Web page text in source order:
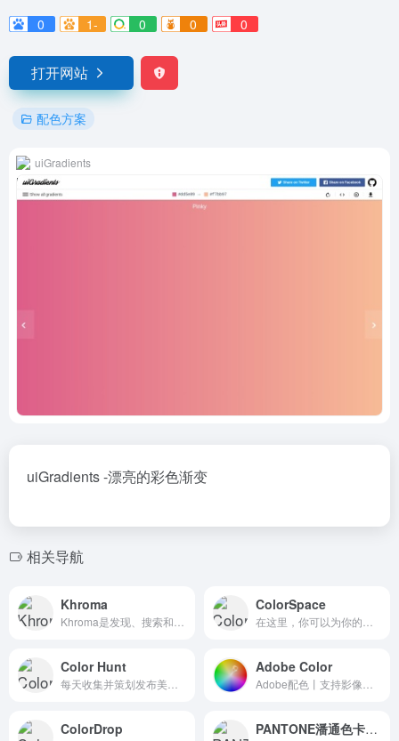
0
1- 0 0 0
打开网站
配色方案
uiGradients
uiGradients -漂亮的彩色渐变
相关导航
Khroma ColorSpace
Color Hunt Adobe Color
ColorDrop PANTONE潘通色卡查询